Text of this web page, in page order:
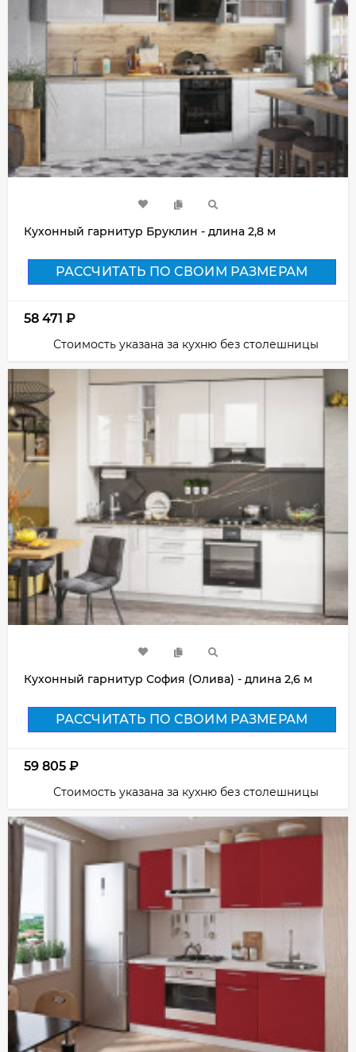
Кухонный гарнитур Бруклин - длина 2,8 м
РАССЧИТАТЬ ПО СВОИМ РАЗМЕРАМ
58 471 ₽
Стоимость указана за кухню без столешницы
Кухонный гарнитур София (Олива) - длина 2,6 м
РАССЧИТАТЬ ПО СВОИМ РАЗМЕРАМ
59 805 ₽
Стоимость указана за кухню без столешницы